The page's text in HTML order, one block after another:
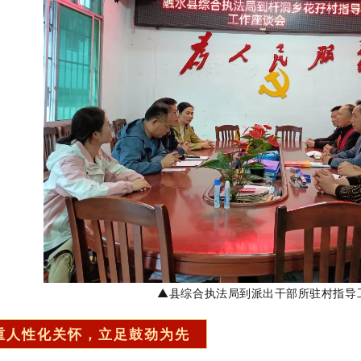
▲县综合执法局到派出干部所驻村指导
人性化关怀，立足鼓劲为先